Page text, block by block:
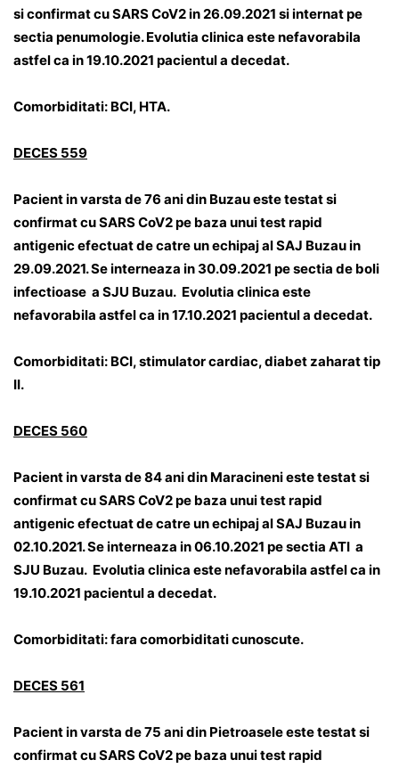
si confirmat cu SARS CoV2 in 26.09.2021 si internat pe
sectia penumologie. Evolutia clinica este nefavorabila
astfel ca in 19.10.2021 pacientul a decedat.
Comorbiditati: BCI, HTA.
DECES 559
Pacient in varsta de 76 ani din Buzau este testat si
confirmat cu SARS CoV2 pe baza unui test rapid
antigenic efectuat de catre un echipaj al SAJ Buzau in
29.09.2021. Se interneaza in 30.09.2021 pe sectia de boli
infectioase a SJU Buzau. Evolutia clinica este
nefavorabila astfel ca in 17.10.2021 pacientul a decedat.
Comorbiditati: BCI, stimulator cardiac, diabet zaharat tip
II.
DECES 560
Pacient in varsta de 84 ani din Maracineni este testat si
confirmat cu SARS CoV2 pe baza unui test rapid
antigenic efectuat de catre un echipaj al SAJ Buzau in
02.10.2021. Se interneaza in 06.10.2021 pe sectia ATI a
SJU Buzau. Evolutia clinica este nefavorabila astfel ca in
19.10.2021 pacientul a decedat.
Comorbiditati: fara comorbiditati cunoscute.
DECES 561
Pacient in varsta de 75 ani din Pietroasele este testat si
confirmat cu SARS CoV2 pe baza unui test rapid